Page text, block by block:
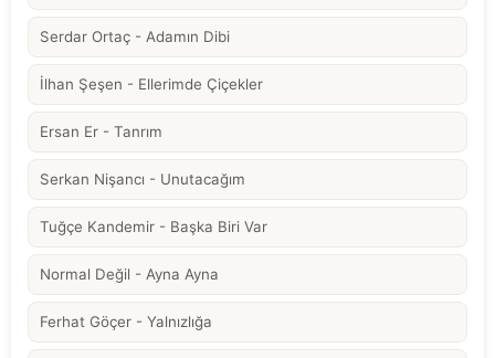
Serdar Ortaç - Adamın Dibi
İlhan Şeşen - Ellerimde Çiçekler
Ersan Er - Tanrım
Serkan Nişancı - Unutacağım
Tuğçe Kandemir - Başka Biri Var
Normal Değil - Ayna Ayna
Ferhat Göçer - Yalnızlığa